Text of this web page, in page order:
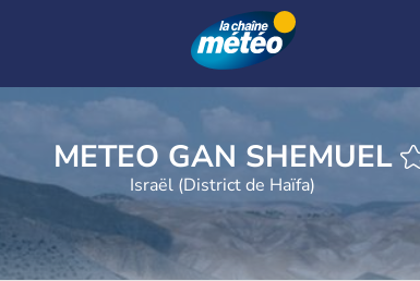
METEO GAN SHEMUEL
Israël (District de Haïfa)